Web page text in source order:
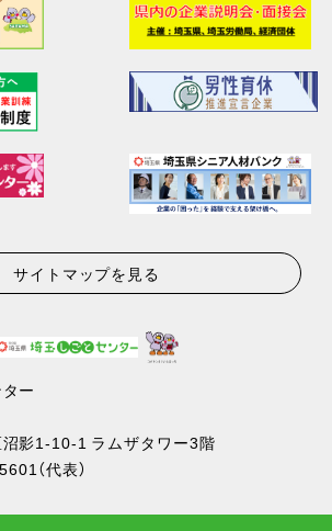
サイトマップを見る
ー
影1-10-1 ラムザタワー3階
（代表）